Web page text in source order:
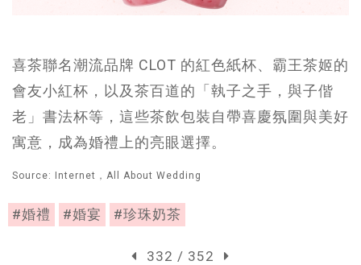
喜茶聯名潮流品牌 CLOT 的紅色紙杯、霸王茶姬的
會友小紅杯，以及茶百道的「執子之手，與子偕
老」書法杯等，這些茶飲包裝自帶喜慶氛圍與美好
寓意，成為婚禮上的亮眼選擇。
Source: Internet，All About Wedding
#婚禮 #婚宴 #珍珠奶茶
332 / 352